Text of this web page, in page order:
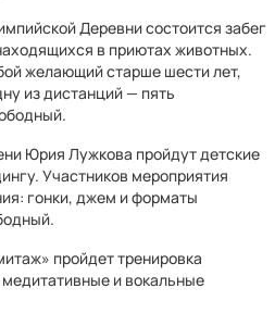
Деревни состоится забег
в приютах животных.
желающий старше шести лет,
из дистанций — пять
Юрия Лужкова пройдут детские
Участников мероприятия
гонки, джем и форматы
пройдет тренировка
и вокальные